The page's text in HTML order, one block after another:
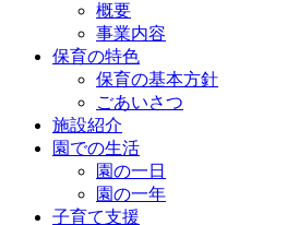
概要
事業内容
保育の特色
保育の基本方針
ごあいさつ
施設紹介
園での生活
園の一日
園の一年
子育て支援